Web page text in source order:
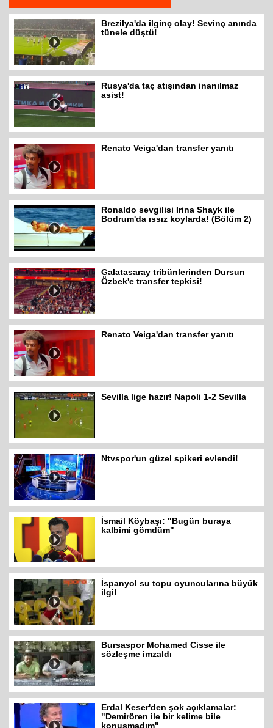
Brezilya'da ilginç olay! Sevinç anında
tünele düştü!
Rusya'da taç atışından inanılmaz
asist!
Renato Veiga'dan transfer yanıtı
Ronaldo sevgilisi Irina Shayk ile
Bodrum'da ıssız koylarda! (Bölüm 2)
Galatasaray tribünlerinden Dursun
Özbek'e transfer tepkisi!
Renato Veiga'dan transfer yanıtı
Sevilla lige hazır! Napoli 1-2 Sevilla
Ntvspor'un güzel spikeri evlendi!
İsmail Köybaşı: "Bugün buraya
kalbimi gömdüm"
İspanyol su topu oyuncularına büyük
ilgi!
Bursaspor Mohamed Cisse ile
sözleşme imzaldı
Erdal Keser'den şok açıklamalar:
"Demirören ile bir kelime bile
konuşmadım"